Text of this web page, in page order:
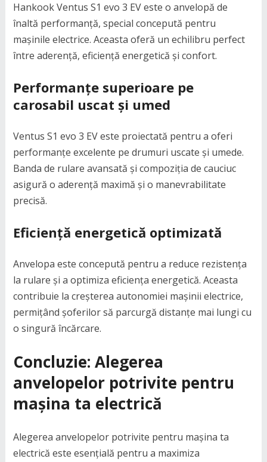
Hankook Ventus S1 evo 3 EV este o anvelopă de
înaltă performanță, special concepută pentru
mașinile electrice. Aceasta oferă un echilibru perfect
între aderență, eficiență energetică și confort.
Performanțe superioare pe
carosabil uscat și umed
Ventus S1 evo 3 EV este proiectată pentru a oferi
performanțe excelente pe drumuri uscate și umede.
Banda de rulare avansată și compoziția de cauciuc
asigură o aderență maximă și o manevrabilitate
precisă.
Eficiență energetică optimizată
Anvelopa este concepută pentru a reduce rezistența
la rulare și a optimiza eficiența energetică. Aceasta
contribuie la creșterea autonomiei mașinii electrice,
permițând șoferilor să parcurgă distanțe mai lungi cu
o singură încărcare.
Concluzie: Alegerea
anvelopelor potrivite pentru
mașina ta electrică
Alegerea anvelopelor potrivite pentru mașina ta
electrică este esențială pentru a maximiza